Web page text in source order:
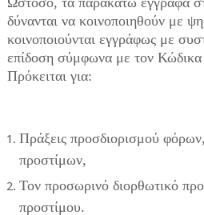
δύνανται να κοινοποιηθούν με
κοινοποιούνται εγγράφως με
επίδοση σύμφωνα με τον Κώδικα
Πρόκειται για:
Πράξεις προσδιορισμού
προστίμων,
Τον προσωρινό διορθωτικό
προστίμου.